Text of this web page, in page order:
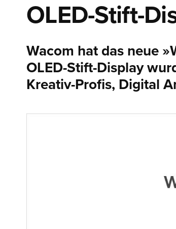
OLED-Stift-
Wacom hat das neue
OLED-Stift-Display
Kreativ-Profis, Digital